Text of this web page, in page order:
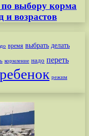
выбору корма
и возрастов
время выбрать делать
кормление надо переть
ребенок режим